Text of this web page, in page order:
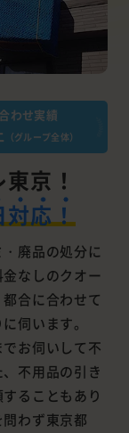
わせ実績
（グループ全体）
京！
対応！
廃品の処分に
なしのクオー
合に合わせて
伺います。
お伺いして不
不用品の引き
ることもあり
わず東京都